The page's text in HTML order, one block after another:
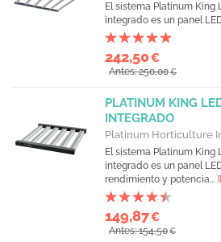
El sistema Platinum King
integrado es un panel
242,50€
Antes: 250,00€
PLATINUM KING
INTEGRADO
Platinum Horticulture
El sistema Platinum King
integrado es un panel
rendimiento y potencia...
149,87€
Antes: 154,50€